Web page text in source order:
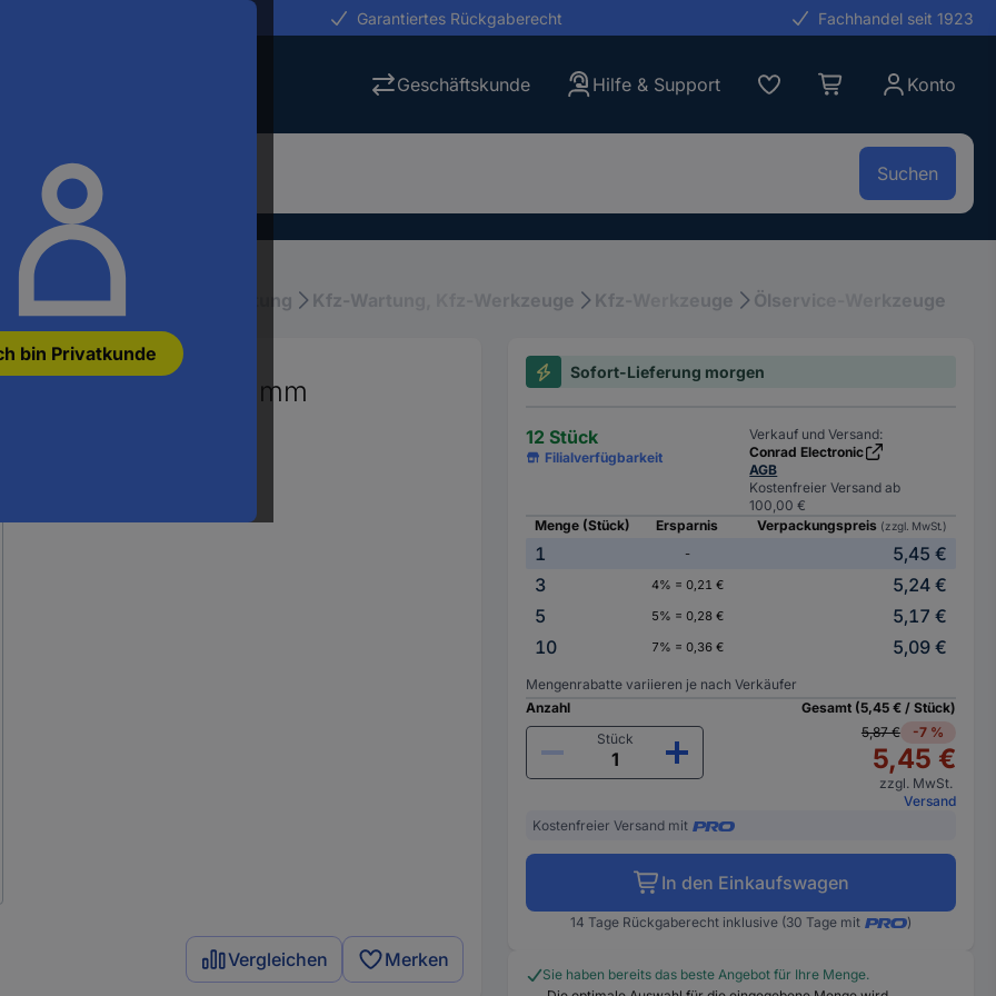
bin Privatkunde
Garantiertes Rückgaberecht Fachhandel seit 1923
Geschäftskunde Hilfe & Support Konto
Suchen
Pflege, Wartung & Ausstattung Kfz-Wartung, Kfz-Werkzeuge Kfz-Werkzeuge Ölservice-Werkzeuge
Stecknuss, 10 mm
Vergleichen Merken
Sofort-Lieferung morgen
12 Stück
Filialverfügbarkeit
Verkauf und Versand:
Conrad Electronic
AGB
Kostenfreier Versand ab
100,00 €
Menge (Stück)
Ersparnis Verpackungspreis (zzgl. MwSt.)
1 -
5,45 €
3
4% = 0,21 €
5,24 €
5
5% = 0,28 €
5,17 €
10
7% = 0,36 € 5,09 €
Mengenrabatte variieren je nach Verkäufer
Anzahl
Stück
Gesamt (5,45 € / Stück)
5,87 €
-7 %
5,45 €
zzgl. MwSt.
Versand
Kostenfreier Versand mit
In den Einkaufswagen
14 Tage Rückgaberecht inklusive (30 Tage mit )
Sie haben bereits das beste Angebot für Ihre Menge.